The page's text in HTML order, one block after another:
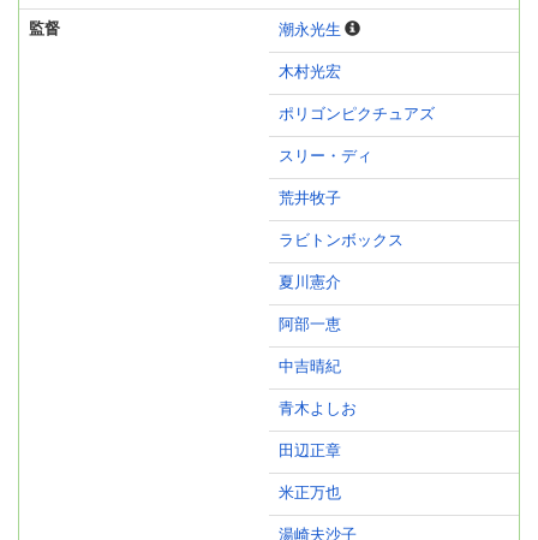
監督 潮永光生
木村光宏
ポリゴンピクチュアズ
スリー・ディ
荒井牧子
ラビトンボックス
夏川憲介
阿部一恵
中吉晴紀
青木よしお
田辺正章
米正万也
湯崎夫沙子